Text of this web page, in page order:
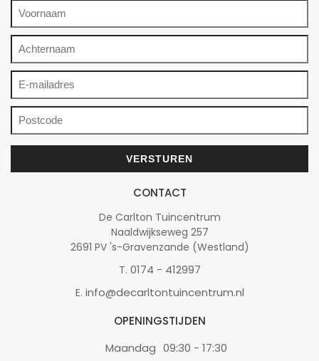
CONTACT
De Carlton Tuincentrum
Naaldwijkseweg 257
2691 PV 's-Gravenzande (Westland)
T. 0174 - 412997
E. info@decarltontuincentrum.nl
OPENINGSTIJDEN
Maandag 09:30 - 17:30